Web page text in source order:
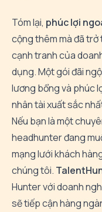
Tóm lại, phúc lợi
cộng thêm mà đã trở
cạnh tranh của
dụng. Một gói đãi
lương bổng và phúc
nhân tài xuất sắc
Nếu bạn là một
headhunter đang
mạng lưới khách
chúng tôi.
Hunter với doanh
sẽ tiếp cận hàng